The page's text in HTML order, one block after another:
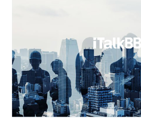
建筑装修